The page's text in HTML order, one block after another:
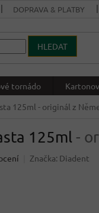
DOPRAVA & PLATBY
HLEDAT
tornádo
125ml - originál z
125ml -
Značka: Diadent